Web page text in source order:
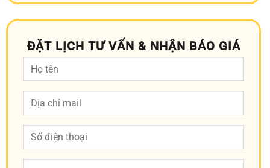
ĐẶT LỊCH TƯ VẤN & NHẬN BÁO GIÁ